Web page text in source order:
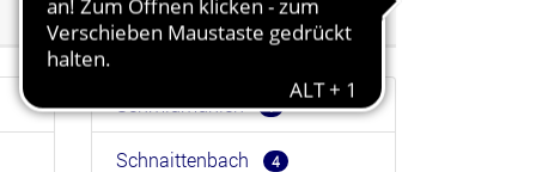
Schmidmühlen 1
Schnaittenbach 4